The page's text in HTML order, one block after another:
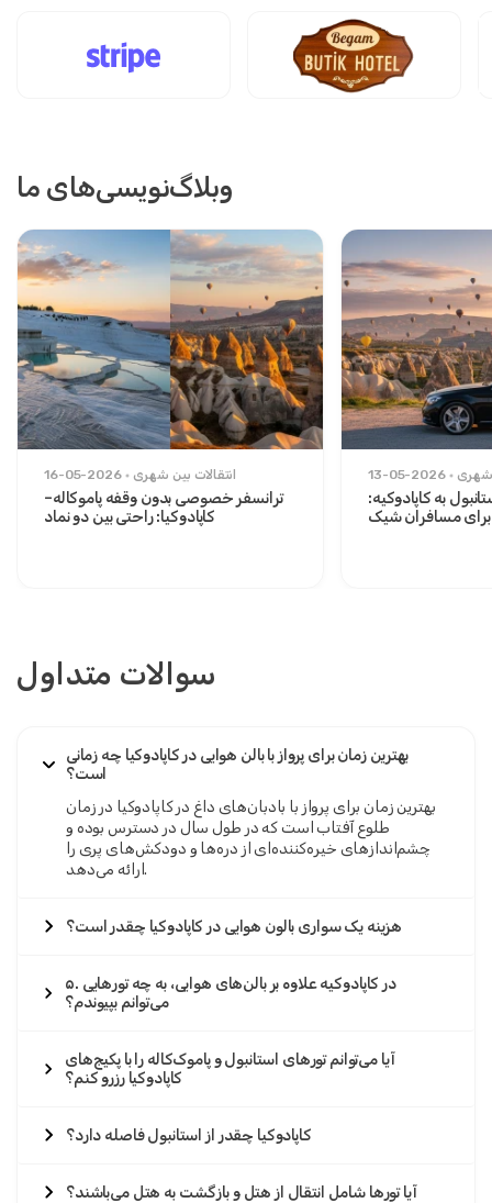
وبلاگ‌نویسی‌های ما
16-05-2026 انتقالات بین شهری
ترانسفر خصوصی بدون وقفه پاموکاله–
کاپادوکیا: راحتی بین دو نماد
13-05-2026 شهری
به کاپادوکیه:
مسافران شیک
سوالات متداول
بهترین زمان برای پرواز با بالن هوایی در کاپادوکیا چه زمانی
است؟
بهترین زمان برای پرواز با بادبان‌های داغ در کاپادوکیا در زمان
طلوع آفتاب است که در طول سال در دسترس بوده و
چشم‌اندازهای خیره‌کننده‌ای از دره‌ها و دودکش‌های پری را
ارائه می‌دهد.
هزینه یک سواری بالون هوایی در کاپادوکیا چقدر است؟
۵. در کاپادوکیه علاوه بر بالن‌های هوایی، به چه تورهایی
می‌توانم بپیوندم؟
آیا می‌توانم تورهای استانبول و پاموک‌کاله را با پکیج‌های
کاپادوکیا رزرو کنم؟
کاپادوکیا چقدر از استانبول فاصله دارد؟
آیا تورها شامل انتقال از هتل و بازگشت به هتل می‌باشند؟